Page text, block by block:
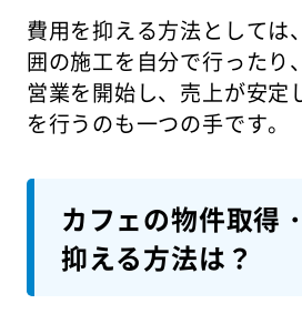
費用を抑える方法としては
囲の施工を自分で行ったり
営業を開始し、売上が安定
を行うのも一つの手です。
カフェの物件取得
抑える方法は？